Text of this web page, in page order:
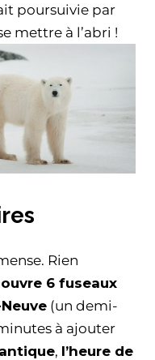
poursuivie par
mettre à l’abri !
Rien
6 fuseaux
(un demi-
à ajouter
, l’heure de